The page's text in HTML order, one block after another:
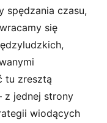
spędzania czasu,
się
tu zresztą
z jednej strony
wiodących